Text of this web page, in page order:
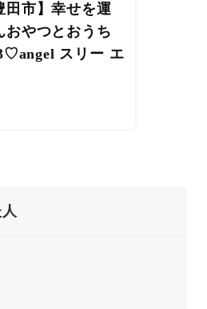
田市】幸せを運
おやつとおうち
スリー エ